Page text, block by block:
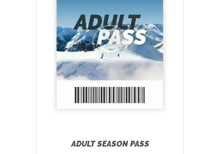
ADULT SEASON PASS